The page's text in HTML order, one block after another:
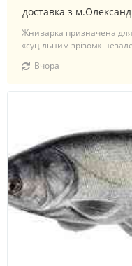
доставка з
Жниварка призначена
«суцільним зрізом»
Вчора